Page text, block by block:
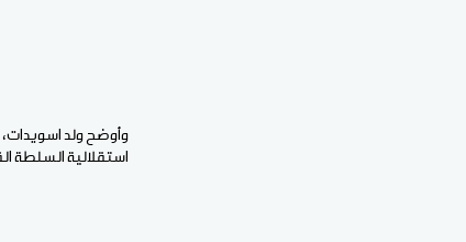
وأوضح ولد اسويدات،
استقلالية السلطة